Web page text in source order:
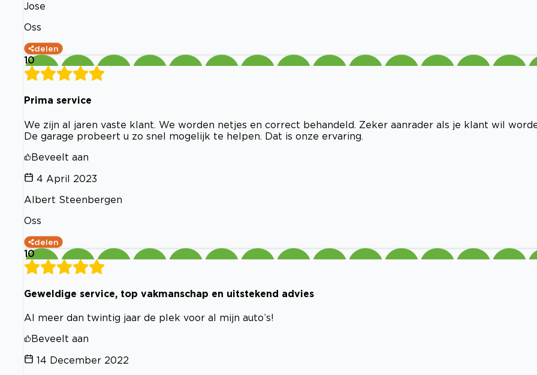
Jose
Oss
delen
10
Prima service
We zijn al jaren vaste klant. We worden netjes en correct behandeld. Zeker aanrader als je klant wil
De garage probeert u zo snel mogelijk te helpen. Dat is onze ervaring.
Beveelt aan
4 April 2023
Albert Steenbergen
Oss
delen
10
Geweldige service, top vakmanschap en uitstekend advies
Al meer dan twintig jaar de plek voor al mijn auto’s!
Beveelt aan
14 December 2022